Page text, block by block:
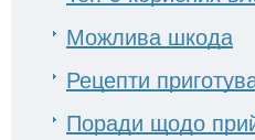
Можлива шкода
Рецепти
Поради щодо